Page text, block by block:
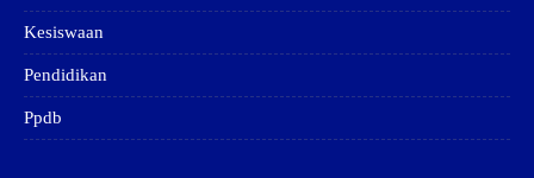
Kesiswaan
Pendidikan
Ppdb